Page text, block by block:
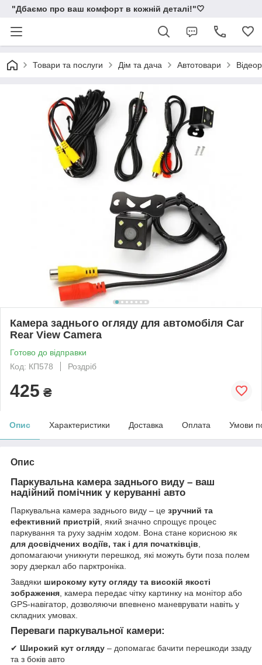
"Дбаємо про ваш комфорт в кожній деталі!"🤍
Товари та послуги Дім та дача Автотовари
Камера заднього огляду для автомобіля Car
Rear View Camera
Готово до відправки
Код: КП578
Роздріб
425 ₴
Опис Характеристики Доставка Оплата Умови
Опис
Паркувальна камера заднього виду – ваш
надійний помічник у керуванні авто
Паркувальна камера заднього виду – це зручний та
ефективний пристрій , який значно спрощує процес
паркування та руху заднім ходом. Вона стане корисною як
для досвідчених водіїв, так і для початківців
допомагаючи уникнути перешкод, які можуть бути поза полем
зору дзеркал або парктроніка.
Завдяки широкому куту огляду та високій якості
зображення , камера передає чітку картинку на монітор або
GPS-навігатор, дозволяючи впевнено маневрувати навіть у
складних умовах.
Переваги паркувальної камери:
✔ Широкий кут огляду – допомагає бачити перешкоди ззаду
та з боків авто